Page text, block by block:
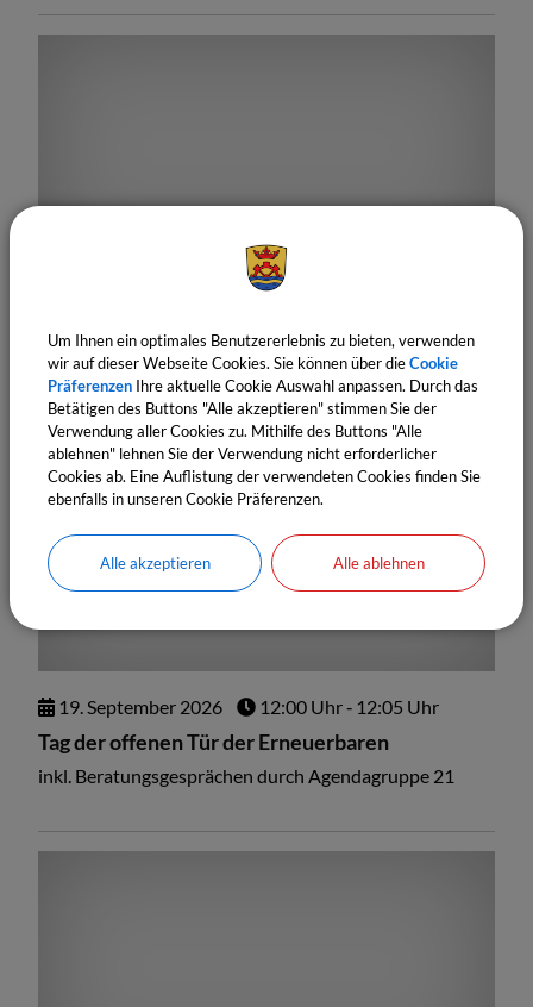
19:00 Uhr
Tag der offenen erneuerbaren Anlagen
Fachvortrag Agendagruppe 21
19.September 2026 12:00 Uhr‐ 12:05 Uhr
Tag der offenen Tür der Erneuerbaren
inkl. Beratungsgesprächen durch Agendagruppe 21
Um Ihnen ein optimales Benutzererlebnis zu bieten, verwenden
wir auf dieser Webseite Cookies. Sie können über dieCookie
Präferenzen Ihre aktuelle Cookie Auswahl anpassen. Durch das
Betätigen des Buttons "Alle akzeptieren" stimmen Sie der
Verwendung aller Cookies zu. Mithilfe des Buttons "Alle
ablehnen" lehnen Sie der Verwendung nicht erforderlicher
Cookies ab. Eine Auflistung der verwendeten Cookies finden Sie
ebenfalls in unseren Cookie Präferenzen.
Alle akzeptieren Alle ablehnen